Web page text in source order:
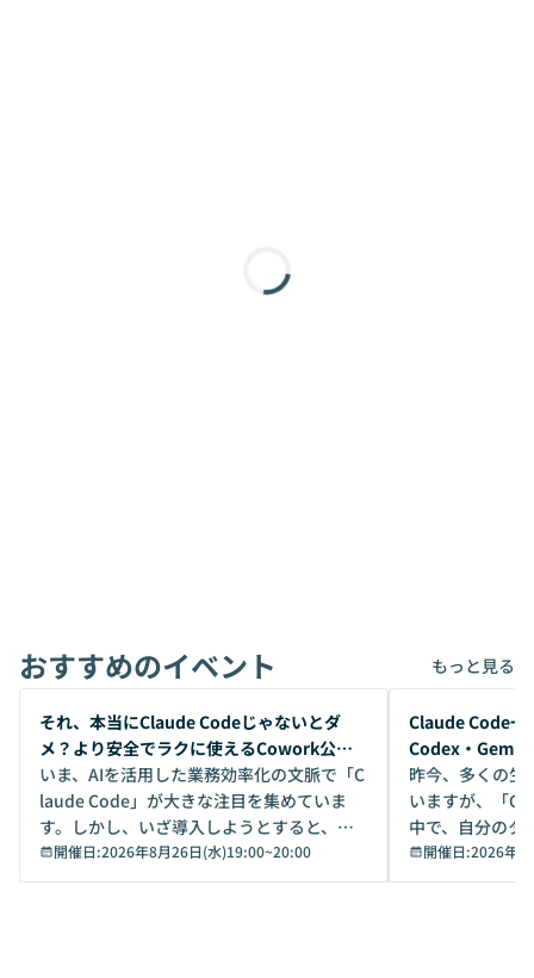
おすすめのイベント もっと見る
開催前
それ、本当にClaude Codeじゃないとダ
メ？より安全でラクに使えるCowork公開
デモ
いま、AIを活用した業務効率化の文脈で「C
laude Code」が大きな注目を集めていま
す。しかし、いざ導入しようとすると、セ
キュリティ面の懸念や権限管理のハードル
から、気軽に使えないケースも多いのでは
開催日:2026年8月26日(水)19:00~20:00
開催前
Claude Code一
Codex・
昨今、多くの生
いますが、「
中で、自分のタ
いいのか」を自
か？ 「なんとなく誰かが良いと言っていた
開催日:2026年8